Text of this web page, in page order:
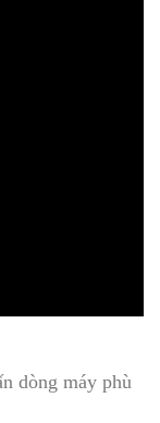
dòng máy phù